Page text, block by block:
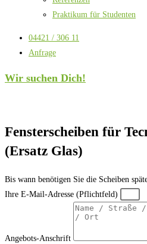
Praktikum für Studenten
04421 / 306 11
Anfrage
Wir suchen Dich!
Fensterscheiben für
(Ersatz Glas)
Bis wann benötigen Sie die Scheiben
Ihre E-Mail-Adresse (Pflichtfeld)
Angebots-Anschrift